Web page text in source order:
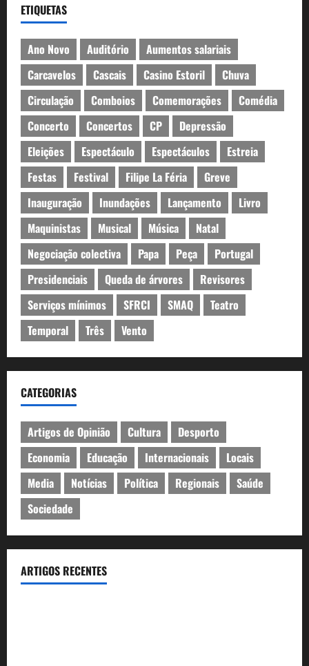
ETIQUETAS
Ano Novo Auditório
Aumentos salariais
Carcavelos
Cascais Casino Estoril
Chuva
Circulação
Comboios Comemorações
Comédia
Concerto
Concertos CP
Depressão
Eleições
Espectáculo Espectáculos
Estreia
Festas
Festival Filipe La Féria
Greve
Inauguração
Inundações Lançamento
Livro
Maquinistas
Musical Música
Natal
Negociação colectiva
Papa Peça
Portugal
Presidenciais
Queda de árvores
Revisores
Serviços mínimos
SFRCI SMAQ
Teatro
Temporal
Três Vento
CATEGORIAS
Artigos de Opinião Cultura
Desporto
Economia
Educação Internacionais
Locais
Media
Notícias Política Regionais
Saúde
Sociedade
ARTIGOS RECENTES